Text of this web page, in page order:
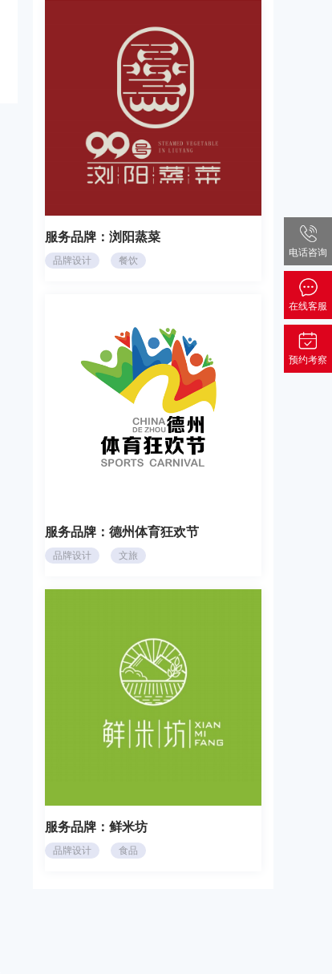
服务品牌： 浏阳蒸菜
品牌设计 餐饮
服务品牌： 德州体育狂欢节
品牌设计 文旅
服务品牌： 鲜米坊
品牌设计 食品
电话咨询
在线客服
预约考察